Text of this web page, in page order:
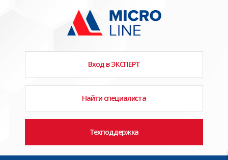
Вход в ЭКСПЕРТ
Найти специалиста
Техподдержка